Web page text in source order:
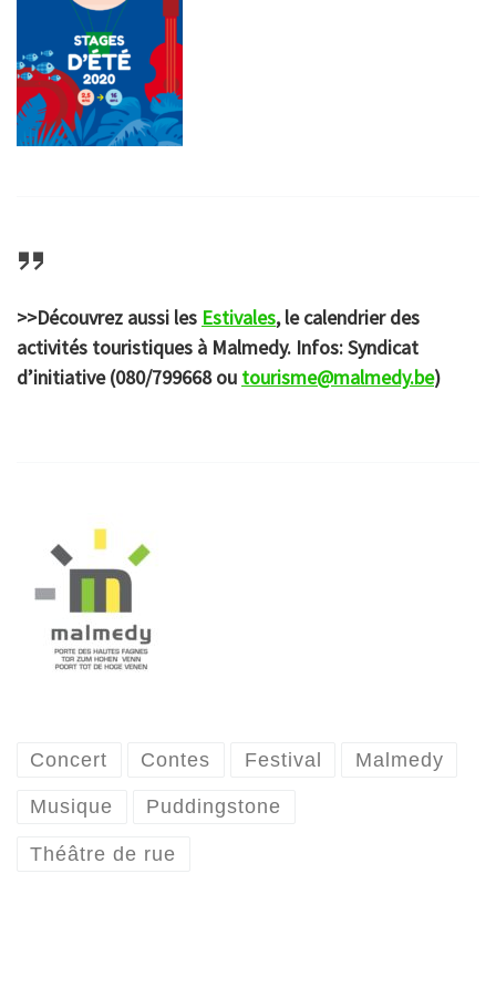
>>Découvrez aussi les Estivales, le calendrier des
activités touristiques à Malmedy. Infos: Syndicat
d’initiative (080/799668 ou tourisme@malmedy.be)
Concert Contes Festival Malmedy
Musique Puddingstone
Théâtre de rue